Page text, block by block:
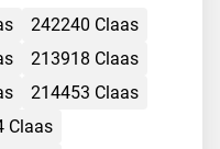
242240 Claas
213918 Claas
214453 Claas
Claas